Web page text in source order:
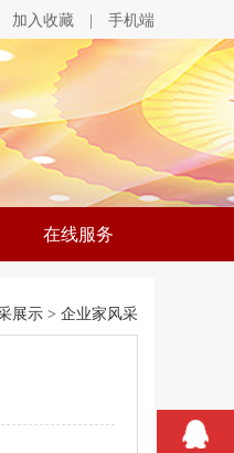
加入收藏 手机端
在线服务
展示 > 企业家风采